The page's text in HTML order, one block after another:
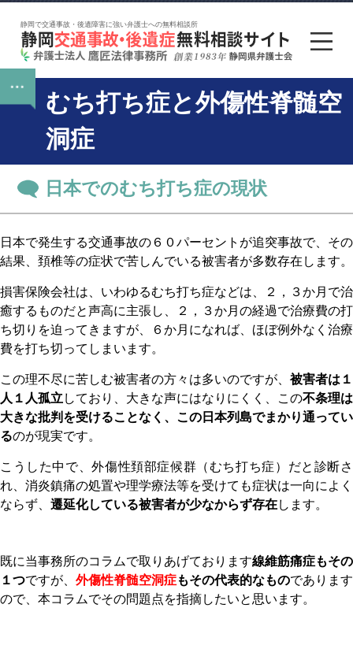
静岡で交通事故・後遺障害に強い弁護士への無料相談所
むち打ち症と外傷性脊髄空
洞症
日本でのむち打ち症の現状
日本で発生する交通事故の６０パーセントが追突事故で、その
結果、頚椎等の症状で苦しんでいる被害者が多数存在します。
損害保険会社は、いわゆるむち打ち症などは、２，３か月で治
癒するものだと声高に主張し、２，３か月の経過で治療費の打
ち切りを迫ってきますが、６か月になれば、ほぼ例外なく治療
費を打ち切ってしまいます。
この理不尽に苦しむ被害者の方々は多いのですが、 被害者は１
人１人孤立 しており、大きな声にはなりにくく、この不条理は
大きな批判を受けることなく、この日本列島でまかり通ってい
るのが現実です。
こうした中で、外傷性頚部症候群（むち打ち症）だと診断さ
れ、消炎鎮痛の処置や理学療法等を受けても症状は一向によく
ならず、 遷延化している被害者が少なからず存在します。
既に当事務所のコラムで取りあげております線維筋痛症もその
１つですが、 外傷性脊髄空洞症もその代表的なものであります
ので、本コラムでその問題点を指摘したいと思います。